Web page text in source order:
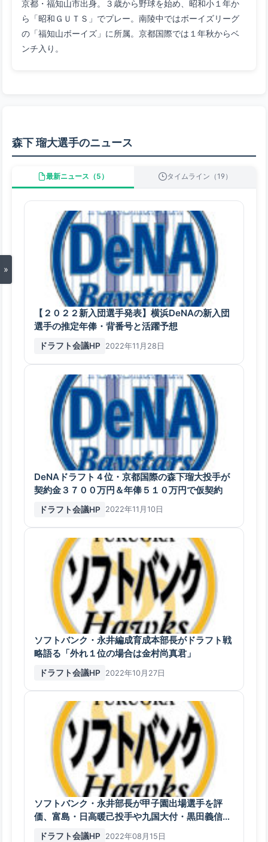
»
京都・福知山市出身。３歳から野球を始め、昭和小１年か
ら「昭和ＧＵＴＳ」でプレー。南陵中ではボーイズリーグ
の「福知山ボーイズ」に所属。京都国際では１年秋からベ
ンチ入り。
森下 瑠大選手のニュース
最新ニュース（5） タイムライン（19）
【２０２２新入団選手発表】横浜DeNAの新入団
選手の推定年俸・背番号と活躍予想
ドラフト会議HP 2022年11月28日
DeNAドラフト４位・京都国際の森下瑠大投手が
契約金３７００万円＆年俸５１０万円で仮契約
ドラフト会議HP 2022年11月10日
ソフトバンク・永井編成育成本部長がドラフト戦
略語る「外れ１位の場合は金村尚真君」
ドラフト会議HP 2022年10月27日
ソフトバンク・永井部長が甲子園出場選手を評
価、富島・日高暖己投手や九国大付・黒田義信選
手など九州勢を高く評価
ドラフト会議HP 2022年08月15日